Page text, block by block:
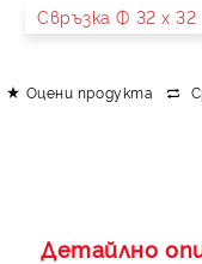
Свръзка Ф 32 х 32
Оцени продукта
Детайлно